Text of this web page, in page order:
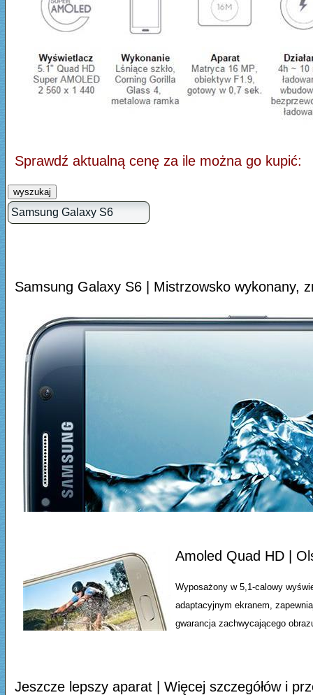
Sprawdź aktualną cenę za ile można go kupić:
wyszukaj
Samsung Galaxy S6 | Mistrzowsko wykonany,
Amoled Quad HD |
Wyposażony w 5,1-calowy
adaptacyjnym ekranem,
gwarancja zachwycającego
Jeszcze lepszy aparat | Więcej szczegółów i